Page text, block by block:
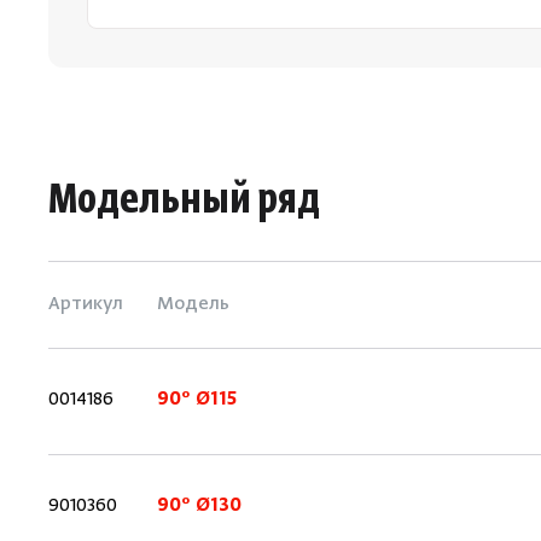
Модельный ряд
Артикул Модель
0014186 90° Ø115
9010360 90° Ø130